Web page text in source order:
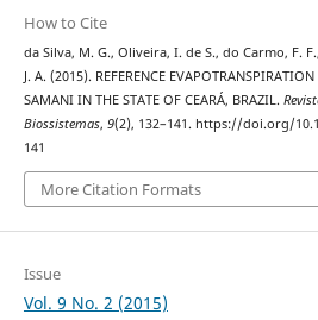
How to Cite
da Silva, M. G., Oliveira, I. de S., do Carmo, F.
J. A. (2015). REFERENCE
SAMANI IN THE STATE OF CEARÁ, BRAZIL.
Biossistemas, 9(2), 132–141. https://doi.org/
141
More Citation Formats
Issue
Vol. 9 No. 2 (2015)